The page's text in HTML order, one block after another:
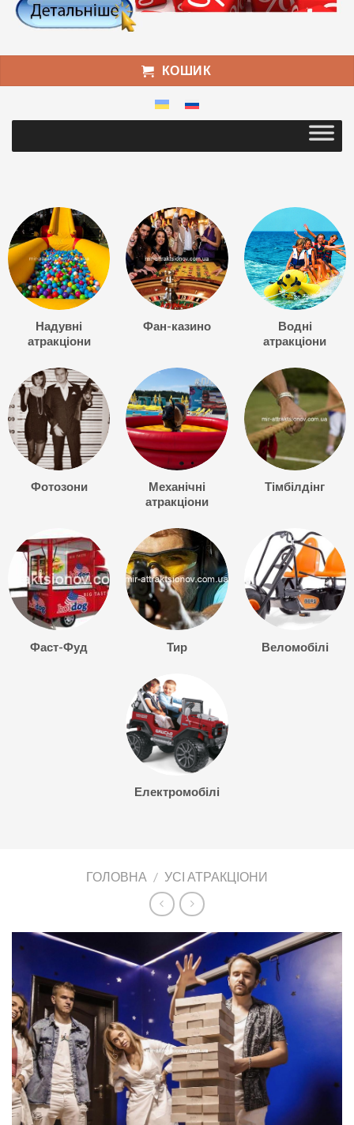
КОШИК
Надувні
атракціони
Фан-казино
Водні
атракціони
Фотозони
Механічні
атракціони
Тімбілдінг
Фаст-Фуд Тир Веломобілі
Електромобілі
ГОЛОВНА / УСІ АТРАКЦІОНИ